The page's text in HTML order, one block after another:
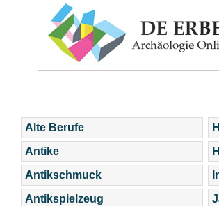
Alte Berufe
Antike
Antikschmuck
Antikspielzeug